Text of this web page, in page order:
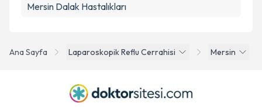
Ana Sayfa Laparoskopik Reflu Cerrahisi Mersin
Mersin Dalak Hastalıkları